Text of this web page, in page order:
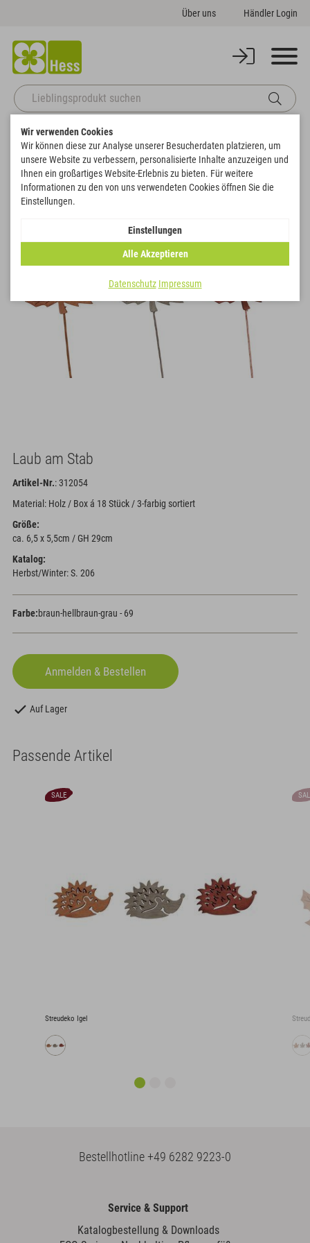
Über uns Händler Login
Startseite Sale Laub am Stab Zurück zur Artikelübersicht
SALE
Laub am Stab
Artikel-Nr.: 312054
Material: Holz / Box á 18 Stück / 3-farbig sortiert
Größe:
ca. 6,5 x 5,5cm / GH 29cm
Katalog:
Herbst/Winter: S. 206
Farbe:braun-hellbraun-grau - 69
Auf Lager
Passende Artikel
SALE
Streudeko Igel
Bestellhotline+49 6282 9223-0
Service & Support
Katalogbestellung & Downloads
Wir verwenden Cookies
Wir können diese zur Analyse unserer Besucherdaten platzieren, um
unsere Website zu verbessern, personalisierte Inhalte anzuzeigen und
Ihnen ein großartiges Website-Erlebnis zu bieten. Für weitere
Informationen zu den von uns verwendeten Cookies öffnen Sie die
Einstellungen.
Einstellungen
Alle Akzeptieren
Datenschutz Impressum